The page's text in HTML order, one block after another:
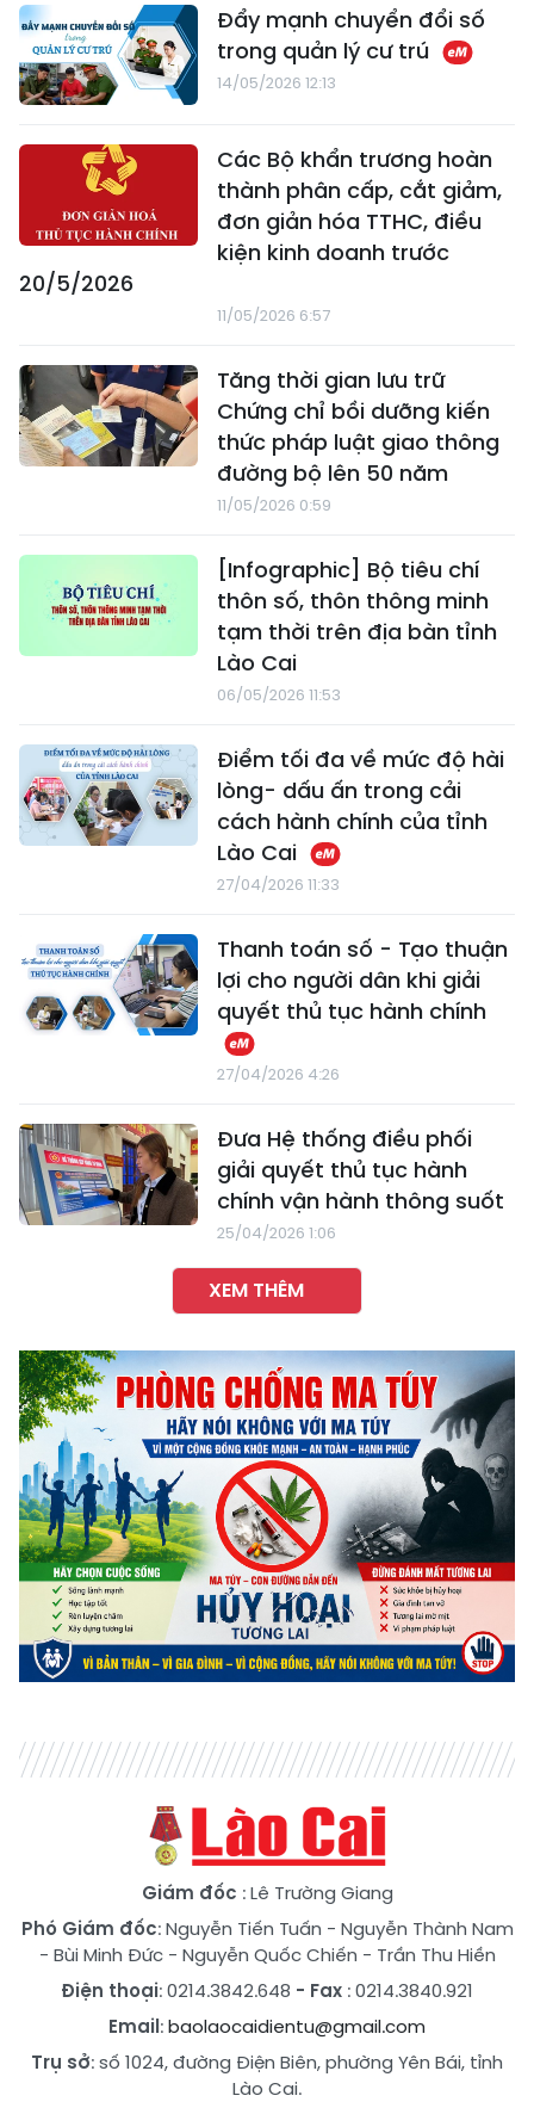
Đẩy mạnh chuyển đổi số
trong quản lý cư trú
14/05/2026 12:13
Các Bộ khẩn trương hoàn
thành phân cấp, cắt giảm,
đơn giản hóa TTHC, điều
kiện kinh doanh trước
20/5/2026
11/05/2026 6:57
Tăng thời gian lưu trữ
Chứng chỉ bồi dưỡng kiến
thức pháp luật giao thông
đường bộ lên 50 năm
11/05/2026 0:59
[Infographic] Bộ tiêu chí
thôn số, thôn thông minh
tạm thời trên địa bàn tỉnh
Lào Cai
06/05/2026 11:53
Điểm tối đa về mức độ hài
lòng- dấu ấn trong cải
cách hành chính của tỉnh
Lào Cai
27/04/2026 11:33
Thanh toán số - Tạo thuận
lợi cho người dân khi giải
quyết thủ tục hành chính
27/04/2026 4:26
Đưa Hệ thống điều phối
giải quyết thủ tục hành
chính vận hành thông suốt
25/04/2026 1:06
XEM THÊM
Giám đốc : Lê Trường Giang
Phó Giám đốc:Nguyễn Tiến Tuấn - Nguyễn Thành Nam
- Bùi Minh Đức- Nguyễn Quốc Chiến - Trần Thu Hiền
Điện thoại: 0214.3842.648 - Fax : 0214.3840.921
Email:baolaocaidientu@gmail.com
Trụ sở: số 1024, đường Điện Biên, phường Yên Bái, tỉnh
Lào Cai.